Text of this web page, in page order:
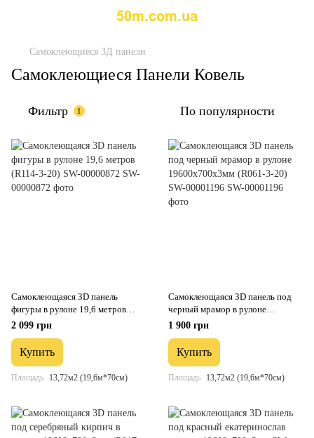
Самоклеющиеся 3Д панели
Самоклеющиеся Панели Ковель
Фильтр 1 По популярности
Самоклеющаяся 3D панель
фигуры в рулоне 19,6 метров
(R114-3-20) SW-00000872
2 099 грн
Купить
Площадь 13,72м2 (19,6м*70см)
Самоклеющаяся 3D панель под
черный мрамор в рулоне
19600x700x3мм (R061-3-20) SW-
1 900 грн
Купить
Площадь 13,72м2 (19,6м*70см)